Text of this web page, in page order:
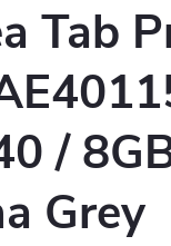
Tab
/
Grey